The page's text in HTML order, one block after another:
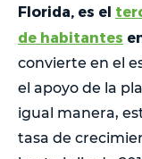
Florida, es el
de habitantes
convierte en el
el apoyo de la
igual manera,
tasa de